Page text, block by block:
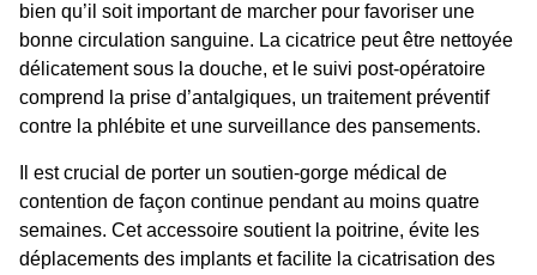
bien qu’il soit important de marcher pour favoriser une
bonne circulation sanguine. La cicatrice peut être nettoyée
délicatement sous la douche, et le suivi post-opératoire
comprend la prise d’antalgiques, un traitement préventif
contre la phlébite et une surveillance des pansements.
Il est crucial de porter un soutien-gorge médical de
contention de façon continue pendant au moins quatre
semaines. Cet accessoire soutient la poitrine, évite les
déplacements des implants et facilite la cicatrisation des